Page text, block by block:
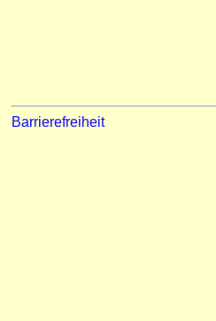
Barrierefreiheit